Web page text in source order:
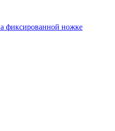
фиксированной ножке